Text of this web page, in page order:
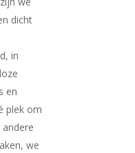
dicht
in
en
plek om
we